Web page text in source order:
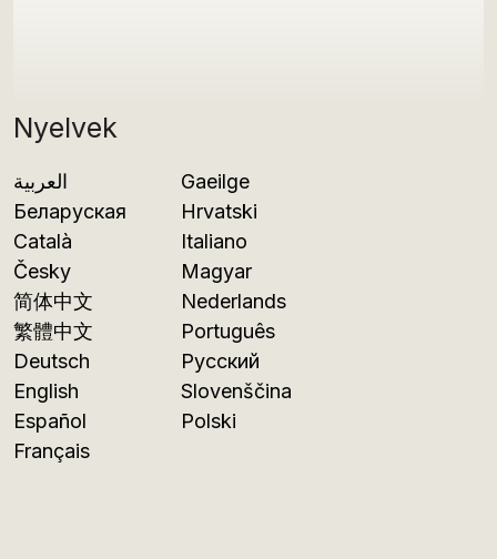
Nyelvek
العربية
Беларуская
Català
Česky
简体中文
繁體中文
Deutsch
English
Español
Français
Gaeilge
Hrvatski
Italiano
Magyar
Nederlands
Português
Русский
Slovenščina
Polski